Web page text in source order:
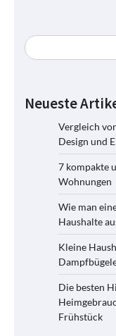
Neueste
Vergleich
Design und
7 kompakte
Wohnungen
Wie man
Haushalte
Kleine
Die besten
Frühstück